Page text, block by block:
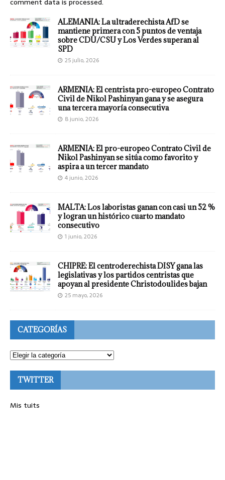
ALEMANIA: La ultraderechista AfD se
mantiene primera con 5 puntos de ventaja
sobre CDU/CSU y Los Verdes superan al
SPD
25 julio, 2026
ARMENIA: El centrista pro-europeo Contrato
Civil de Nikol Pashinyan gana y se asegura
una tercera mayoría consecutiva
8 junio, 2026
ARMENIA: El pro-europeo Contrato Civil de
Nikol Pashinyan se sitúa como favorito y
aspira a un tercer mandato
4 junio, 2026
MALTA: Los laboristas ganan con casi un 52 %
y logran un histórico cuarto mandato
consecutivo
1 junio, 2026
CHIPRE: El centroderechista DISY gana las
legislativas y los partidos centristas que
apoyan al presidente Christodoulides bajan
25 mayo, 2026
CATEGORÍAS
TWITTER
Mis tuits